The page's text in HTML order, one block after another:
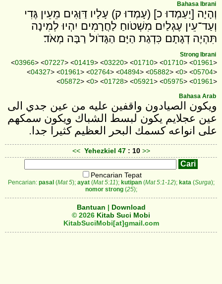
Bahasa Ibrani
וְהָיָה [יַעַמְדוּ כ] (עָמְדוּ ק) עָלָיו דַּוָּגִים מֵעֵין גֶּדִי
וְעַד־עֵין עֶגְלַיִם מִשְׁטֹוחַ לַחֲרָמִים יִהְיוּ לְמִינָה
תִּהְיֶה דְגָתָם כִּדְגַת הַיָּם הַגָּדֹול רַבָּה מְאֹד׃
Strong Ibrani
<03966> <07227> <01419> <03220> <01710> <01710> <01961>
<04327> <01961> <02764> <04894> <05882> <0> <05704>
<05872> <0> <01728> <05921> <05975> <01961>
Bahasa Arab
ويكون الصيادون واقفين عليه من عين جدي الى
عين عجلايم يكون لبسط الشباك ويكون سمكهم
على انواعه كسمك البحر العظيم كثيرا جدا.
<< Yehezkiel 47 : 10 >>
Pencarian Tepat
Pencarian: pasal(Mat 5); ayat(Mat 5:11); kutipan(Mat 5:1-12); kata (Surga);
nomor strong(25);
Bantuan | Download
© 2026 Kitab Suci Mobi
KitabSuciMobi[at]gmail.com